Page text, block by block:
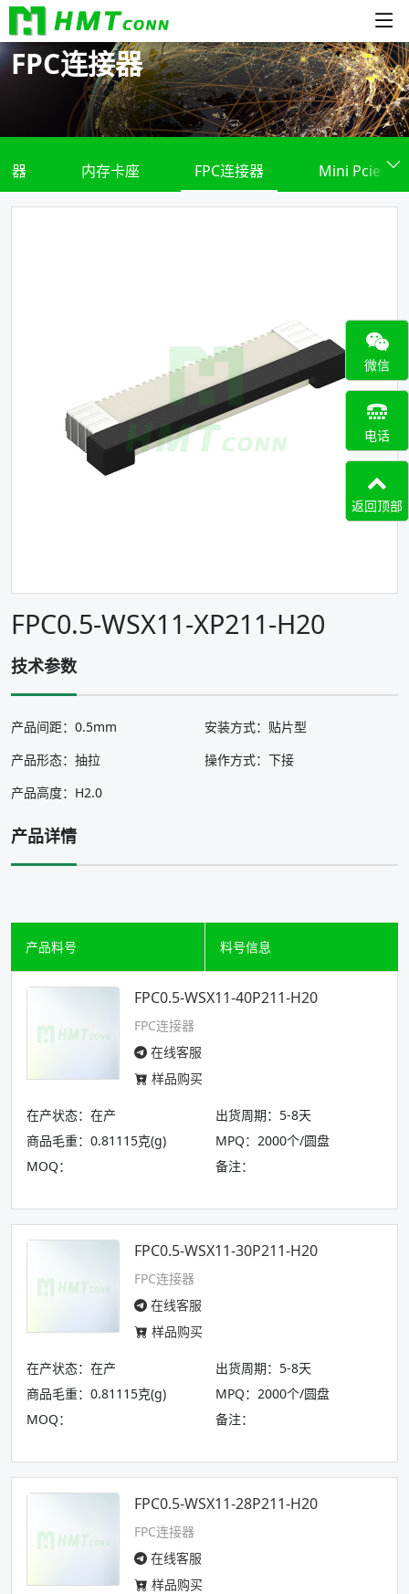
FPC连接器
器 内存卡座 FPC连接器 Mini Pcie
FPC0.5-WSX11-XP211-H20
技术参数
产品间距：0.5mm
安装方式：贴片型
产品形态：抽拉
操作方式：下接
产品高度：H2.0
产品详情
产品料号 料号信息
FPC0.5-WSX11-40P211-H20
FPC连接器
在线客服
样品购买
在产状态：在产
出货周期：5-8天
商品毛重：0.81115克(g)
MPQ：2000个/圆盘
MOQ：
备注：
FPC0.5-WSX11-30P211-H20
FPC连接器
在线客服
样品购买
在产状态：在产
出货周期：5-8天
商品毛重：0.81115克(g)
MPQ：2000个/圆盘
MOQ：
备注：
FPC0.5-WSX11-28P211-H20
FPC连接器
在线客服
样品购买
微信
电话
返回顶部